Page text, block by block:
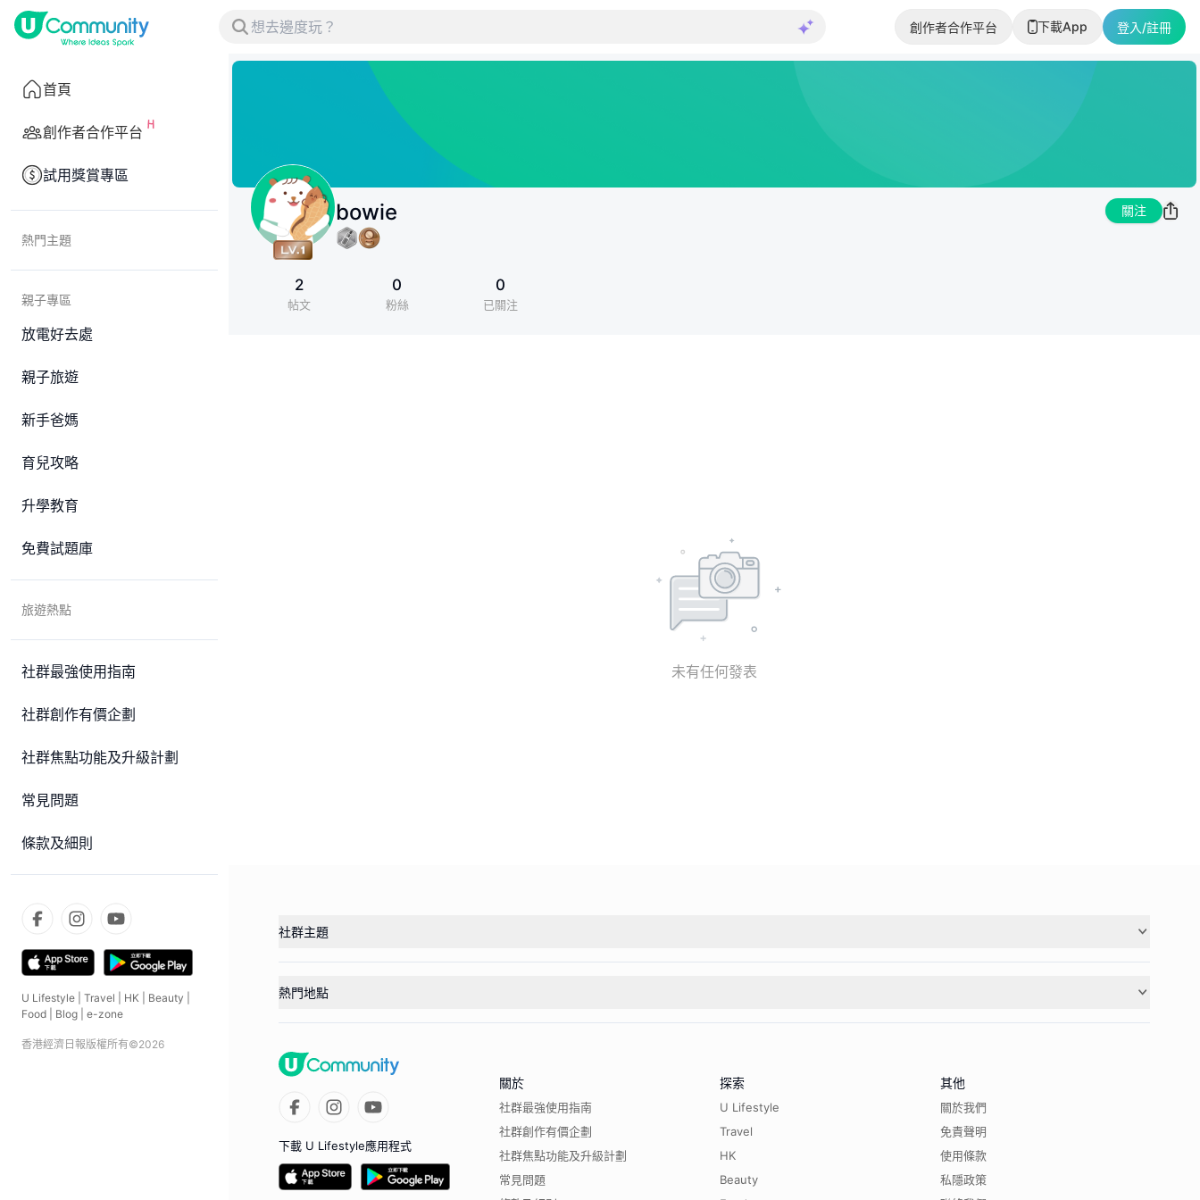
創作者合作平台 下載App 登入/註冊
首頁
創作者合作平台
試用獎賞專區
熱門主題
親子專區
放電好去處
親子旅遊
新手爸媽
育兒攻略
升學教育
免費試題庫
旅遊熱點
社群最強使用指南
社群創作有價企劃
社群焦點功能及升級計劃
常見問題
條款及細則
U Lifestyle Travel HK Beauty
Food
Blog e-zone
香港經濟日報版權所有©2026
bowie 關注
2
帖文
0
粉絲
0
已關注
未有任何發表
社群主題
熱門地點
下載 U Lifestyle應用程式
關於
社群最強使用指南
社群創作有價企劃
社群焦點功能及升級計劃
常見問題
探索
U Lifestyle
Travel
HK
Beauty
其他
關於我們
免責聲明
使用條款
私隱政策